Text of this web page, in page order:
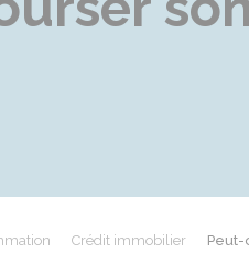
Crédit immobilier